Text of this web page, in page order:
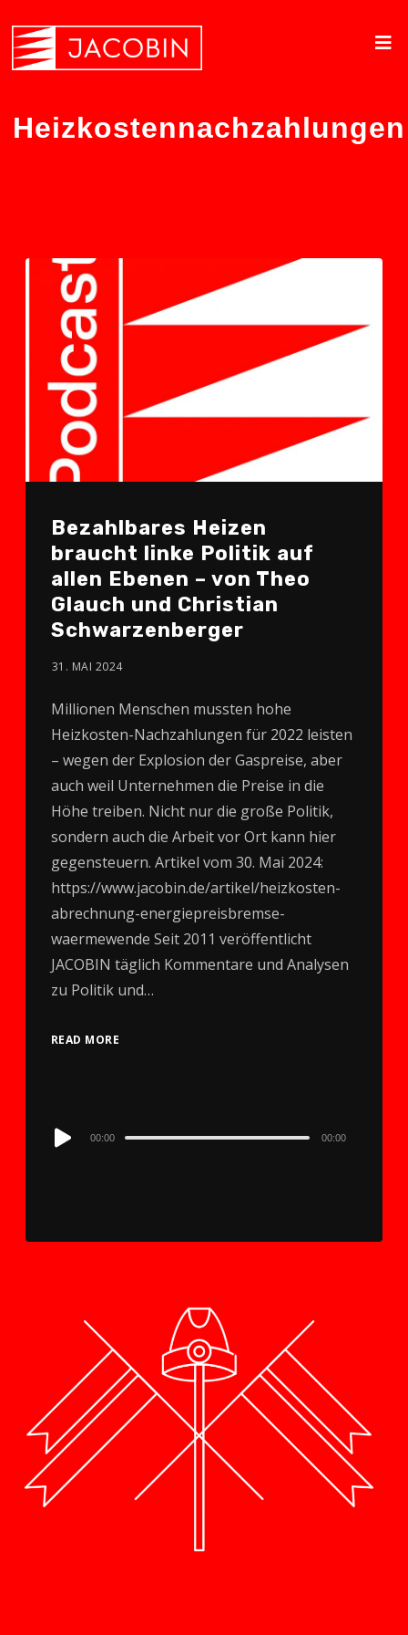
Heizkostennachzahlungen
Bezahlbares Heizen
braucht linke Politik auf
allen Ebenen – von Theo
Glauch und Christian
Schwarzenberger
31. MAI 2024
Millionen Menschen mussten hohe
Heizkosten-Nachzahlungen für 2022 leisten
– wegen der Explosion der Gaspreise, aber
auch weil Unternehmen die Preise in die
Höhe treiben. Nicht nur die große Politik,
sondern auch die Arbeit vor Ort kann hier
gegensteuern. Artikel vom 30. Mai 2024:
https://www.jacobin.de/artikel/heizkosten-
abrechnung-energiepreisbremse-
waermewende Seit 2011 veröffentlicht
JACOBIN täglich Kommentare und Analysen
zu Politik und…
READ MORE
Audio
00:00 00:00